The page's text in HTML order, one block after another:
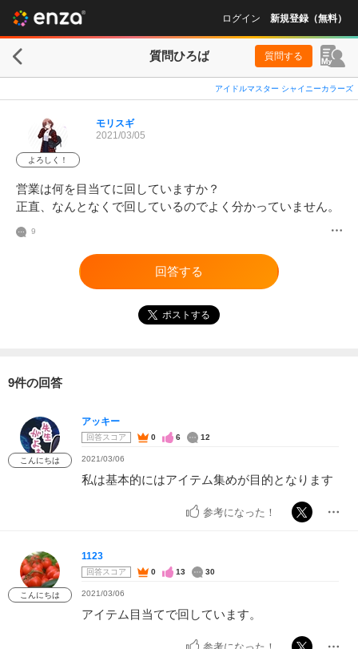
ログイン 新規登録（無料）
質問ひろば 質問する
アイドルマスター シャイニーカラーズ
よろしく！
モリスギ
2021/03/05
営業は何を目当てに回していますか？
正直、なんとなくで回しているのでよく分かっていません。
9
回答する
ポストする
9件の回答
こんにちは
アッキー
回答スコア 0 6 12
2021/03/06
私は基本的にはアイテム集めが目的となります
参考になった！
こんにちは
1123
回答スコア 0 13 30
2021/03/06
アイテム目当てで回しています。
参考になった！